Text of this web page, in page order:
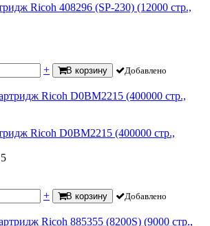
Ricoh 408296 (SP-230) (12000 стр.,
+ В корзину Добавлено
Ricoh D0BM2215 (400000 стр.,
+ В корзину Добавлено